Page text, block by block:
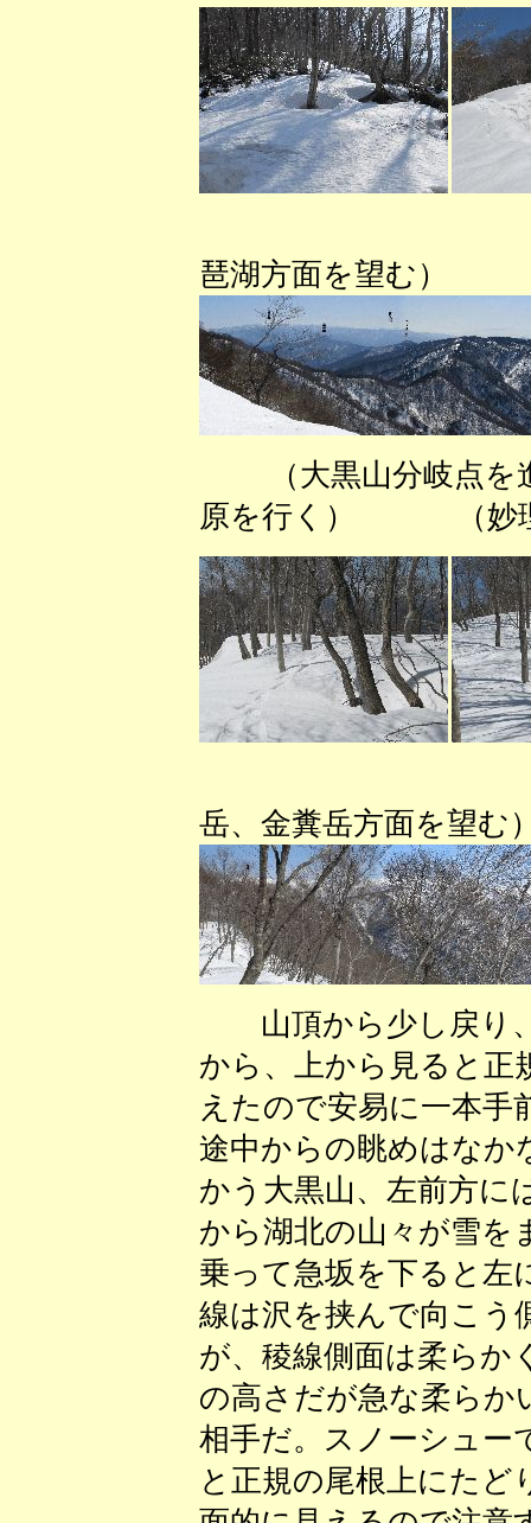
琶湖方面を望む）
（大黒山分岐点
原を行く） （妙理
岳、金糞岳方面を望む
山頂から少し戻り、
から、上から見ると正
えたので安易に一本手
途中からの眺めはなか
かう大黒山、左前方に
から湖北の山々が雪を
乗って急坂を下ると左
線は沢を挟んで向こう
が、稜線側面は柔らか
の高さだが急な柔らか
相手だ。スノーシュー
と正規の尾根上にたど